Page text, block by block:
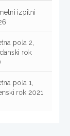
izpitni
pola 2,
rok
pola 1,
rok 2021